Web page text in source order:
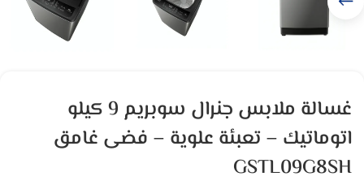
غسالة ملابس جنرال سوبريم 9 كيلو
اتوماتيك – تعبئة علوية – فضى غامق
GSTL09G8SH